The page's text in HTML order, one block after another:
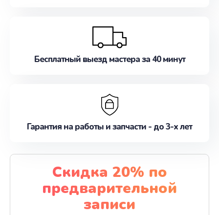
Бесплатный выезд мастера за 40 минут
Гарантия на работы и запчасти - до 3-х лет
Скидка 20% по
предварительной
записи